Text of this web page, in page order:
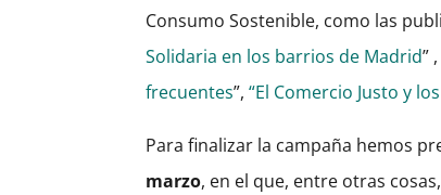
Consumo Sostenible, como las
Solidaria en los barrios de Madrid”
frecuentes”,“El Comercio Justo y
Para finalizar la campaña hemos
marzo, en el que, entre otras